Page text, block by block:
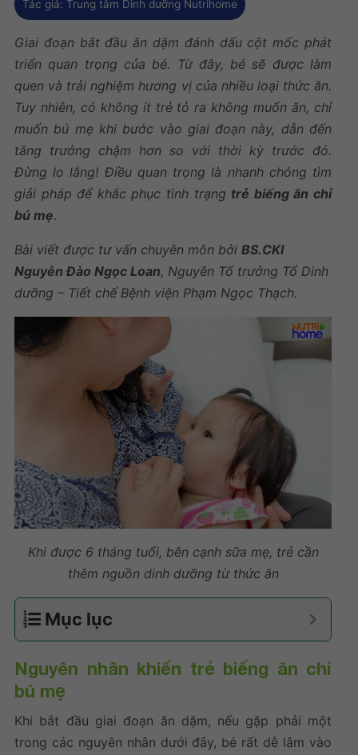
Tác giả: Trung tâm Dinh dưỡng Nutrihome
Giai đoạn bắt đầu ăn dặm đánh dấu cột mốc phát
triển quan trọng của bé. Từ đây, bé sẽ được làm
quen và trải nghiệm hương vị của nhiều loại thức ăn.
Tuy nhiên, có không ít trẻ tỏ ra không muốn ăn, chỉ
muốn bú mẹ khi bước vào giai đoạn này, dẫn đến
tăng trưởng chậm hơn so với thời kỳ trước đó.
Đừng lo lắng! Điều quan trọng là nhanh chóng tìm
giải pháp để khắc phục tình trạng trẻ biếng ăn chỉ
bú mẹ.
Bài viết được tư vấn chuyên môn bởi BS.CKI
Nguyễn Đào Ngọc Loan, Nguyên Tổ trưởng Tổ Dinh
dưỡng – Tiết chế Bệnh viện Phạm Ngọc Thạch.
Khi được 6 tháng tuổi, bên cạnh sữa mẹ, trẻ cần
thêm nguồn dinh dưỡng từ thức ăn
Mục lục
Nguyên nhân khiến trẻ biếng ăn chỉ
bú mẹ
Khi bắt đầu giai đoạn ăn dặm, nếu gặp phải một
trong các nguyên nhân dưới đây, bé rất dễ lâm vào